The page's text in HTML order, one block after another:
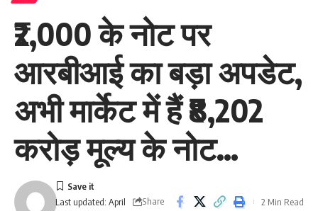
₹2,000 के नोट पर
आरबीआई का बड़ा अपडेट,
अभी मार्केट में हैं ₹8,202
करोड़ मूल्य के नोट…
Last updated: April
Share 2 Min Read